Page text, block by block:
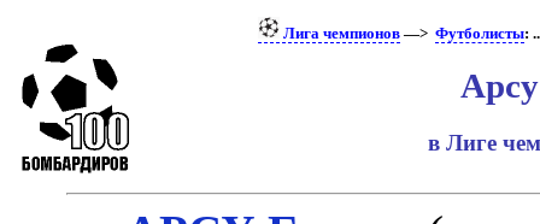
Лига чемпионов—> Футболисты:
в Лиге